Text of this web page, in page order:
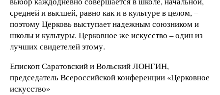
средней и высшей, равно как и в культуре в целом, –
поэтому Церковь выступает надежным союзником и
школы и культуры. Церковное же искусство – один из
лучших свидетелей этому.
Епископ Саратовский и Вольский ЛОНГИН,
председатель Всероссийской конференции «Церковное
искусство»